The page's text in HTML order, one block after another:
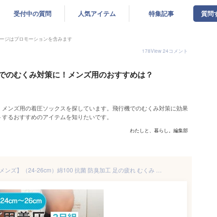
受付中の質問 人気アイテム 特集記事 質問
ジはプロモーションを含みます
178View 24コメント
のむくみ対策に！メンズ用のおすすめは？
ンズ用の着圧ソックスを探しています。飛行機でのむくみ対策に効果
るおすすめのアイテムを知りたいです。
わたしと、暮らし。編集部